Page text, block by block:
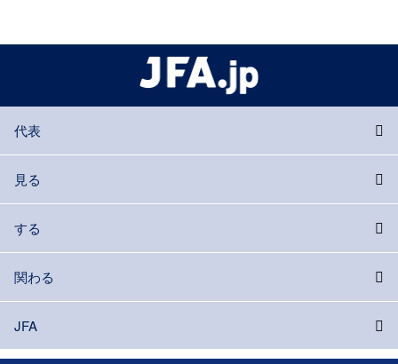
代表
見る
する
関わる
JFA